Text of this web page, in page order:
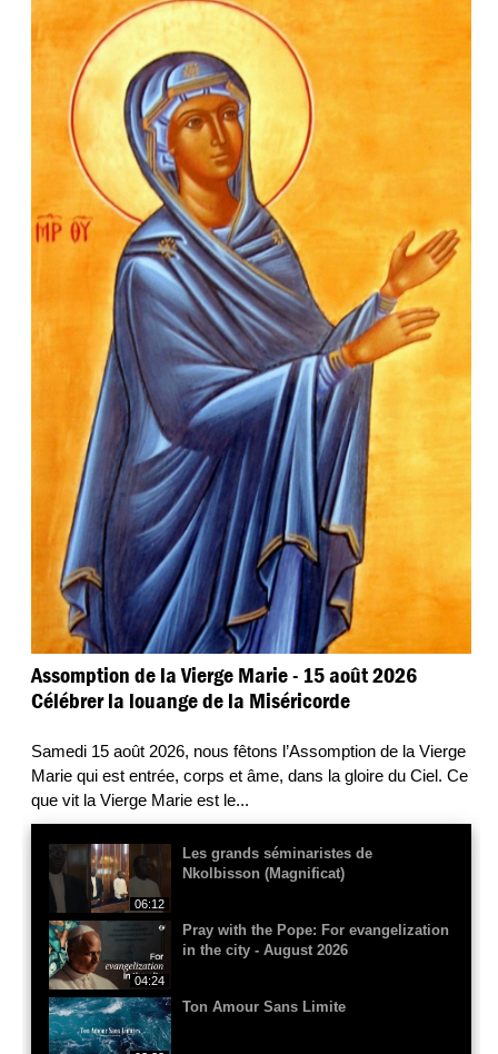
Assomption de la Vierge Marie - 15 août 2026
Célébrer la louange de la Miséricorde
Samedi 15 août 2026, nous fêtons l’Assomption de la Vierge
Marie qui est entrée, corps et âme, dans la gloire du Ciel. Ce
que vit la Vierge Marie est le...
06:12
Les grands séminaristes de
Nkolbisson (Magnificat)
04:24
Pray with the Pope: For evangelization
in the city - August 2026
Ton Amour Sans Limite